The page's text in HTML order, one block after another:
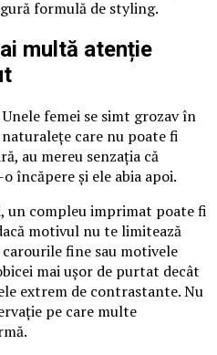
formulă de styling.
multă atenție
femei se simt grozav în
care nu poate fi
au mereu senzația că
și ele abia apoi.
un compleu imprimat poate fi
motivul nu te limitează
fine sau motivele
mai ușor de purtat decât
extrem de contrastante. Nu
pe care multe